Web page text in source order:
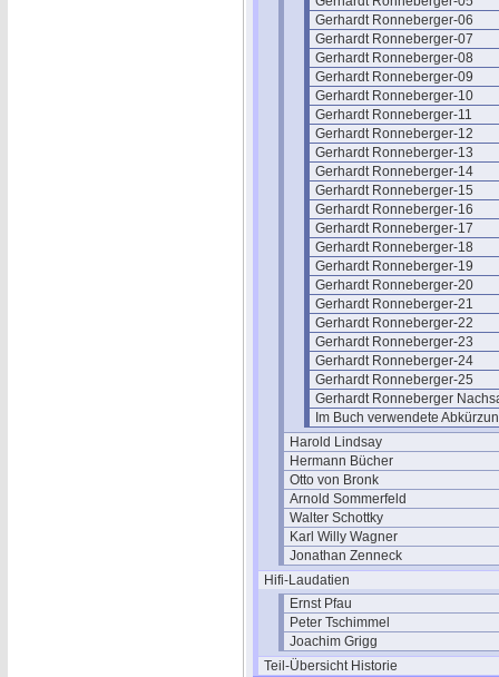
Gerhardt Ronneberger-06
Gerhardt Ronneberger-07
Gerhardt Ronneberger-08
Gerhardt Ronneberger-09
Gerhardt Ronneberger-10
Gerhardt Ronneberger-11
Gerhardt Ronneberger-12
Gerhardt Ronneberger-13
Gerhardt Ronneberger-14
Gerhardt Ronneberger-15
Gerhardt Ronneberger-16
Gerhardt Ronneberger-17
Gerhardt Ronneberger-18
Gerhardt Ronneberger-19
Gerhardt Ronneberger-20
Gerhardt Ronneberger-21
Gerhardt Ronneberger-22
Gerhardt Ronneberger-23
Gerhardt Ronneberger-24
Gerhardt Ronneberger-25
Gerhardt Ronneberger
Im Buch verwendete
Harold Lindsay
Hermann Bücher
Otto von Bronk
Arnold Sommerfeld
Walter Schottky
Karl Willy Wagner
Jonathan Zenneck
Hifi-Laudatien
Ernst Pfau
Peter Tschimmel
Joachim Grigg
Teil-Übersicht Historie